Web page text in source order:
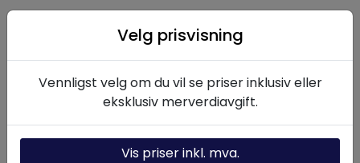
Hydraulikkteknikk.no
Hydraulikkteknikk AS leverer produkter, komponenter
og løsninger innen hydraulikk til norsk industri. Med
lang erfaring og solid fagkompetanse bistår vi kunder
med alt fra enkeltkomponenter til komplette
hydrauliske systemer.
Velg prisvisning
Vennligst velg om du vil se priser inklusiv eller
eksklusiv merverdiavgift.
Vis priser inkl. mva.